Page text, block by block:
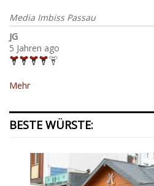
Media Imbiss Passau
JG
5 Jahren ago
Mehr
BESTE WÜRSTE: